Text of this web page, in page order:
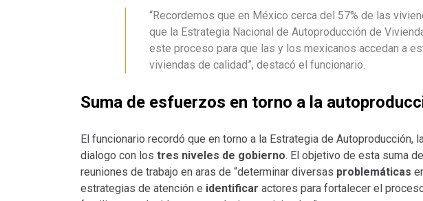
“Recordemos que en México cerca del 57% de las
que la Estrategia Nacional de Autoproducción de
este proceso para que las y los mexicanos accedan a
viviendas de calidad”, destacó el funcionario.
Suma de esfuerzos en torno a la
El funcionario recordó que en torno a la Estrategia de Autoproducción,
dialogo con los tres niveles de gobierno. El objetivo de esta suma
reuniones de trabajo en aras de “determinar diversas problemáticas
estrategias de atención e identificar actores para fortalecer el